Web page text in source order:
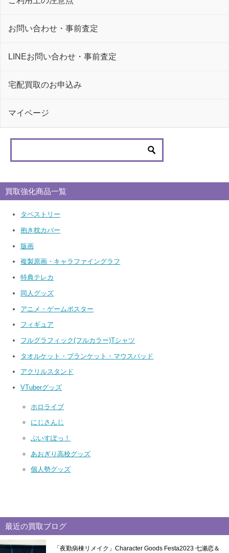
お問い合わせ・事前査定
LINEお問い合わせ・事前査定
宅配買取のお申込み
マイページ
買取強化商品一覧
タペストリー
抱き枕カバー
版画
複製原画・キャラファイングラフ
特典テレカ
同人グッズ
アニメ・ゲームポスター
フィギュア
フルグラフィック(フルカラー)Tシャツ
タオルケット・ブランケット・マウスパッド
アクリルスタンド
VTuberグッズ
ホロライブ
にじさんじ
ぶいすぽっ！
あおぎり高校グッズ
個人勢グッズ
最近の買取ブログ
「夜勤病棟リメイク」Character Goods Festa2023 七瀬恋＆